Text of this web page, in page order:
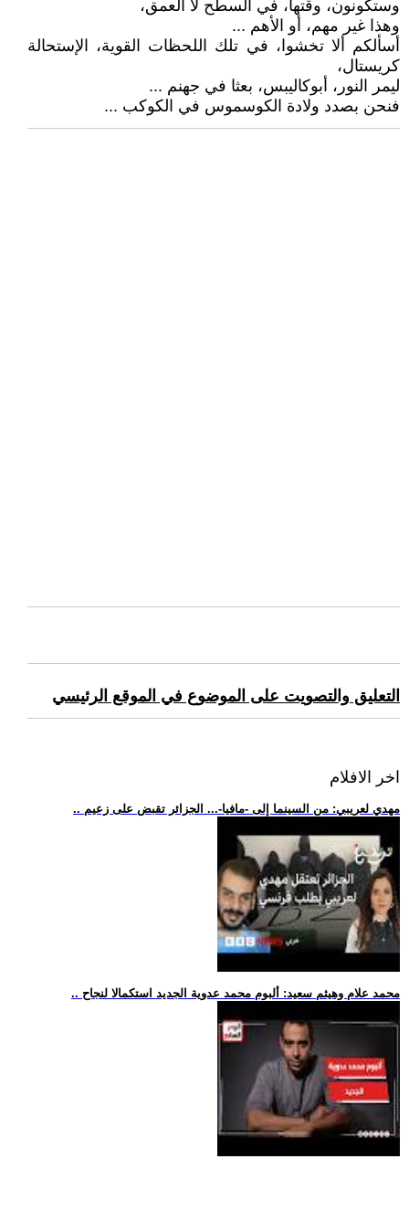
وستكونون، وقتها، في السطح لا العمق،
وهذا غير مهم، أو الأهم ...
أسألكم ألا تخشوا، في تلك اللحظات القوية، الإستحالة
كريستال،
ليمر النور، أبوكاليبس، بعثا في جهنم ...
فنحن بصدد ولادة الكوسموس في الكوكب ...
التعليق والتصويت على الموضوع في الموقع الرئيسي
اخر الافلام
.. مهدي لعريبي: من السينما إلى -مافيا-... الجزائر تقبض على زعيم
.. محمد علام وهيثم سعيد: ألبوم محمد عدوية الجديد استكمالا لنجاح